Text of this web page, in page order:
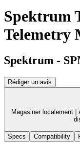
Spektrum
Telemetry
Spektrum -
Rédiger un avis
Magasiner localement |
Specs Compatibility